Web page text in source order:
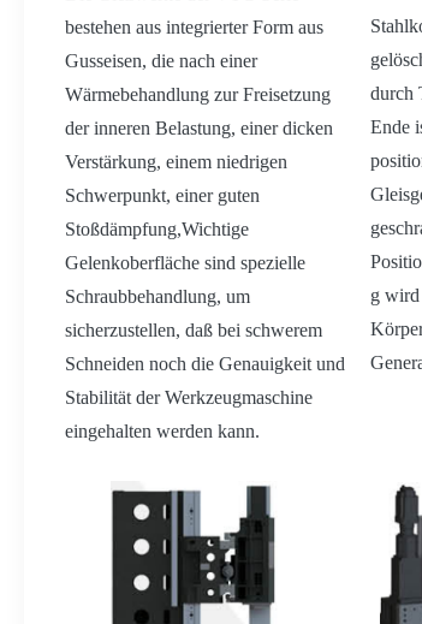
bestehen aus integrierter Form aus
Gusseisen, die nach einer
Wärmebehandlung zur Freisetzung
der inneren Belastung, einer dicken
Verstärkung, einem niedrigen
Schwerpunkt, einer guten
Stoßdämpfung,Wichtige
Gelenkoberfläche sind spezielle
Schraubbehandlung, um
sicherzustellen, daß bei schwerem
Schneiden noch die Genauigkeit und
Stabilität der Werkzeugmaschine
eingehalten werden kann.
durch
Ende
g wird